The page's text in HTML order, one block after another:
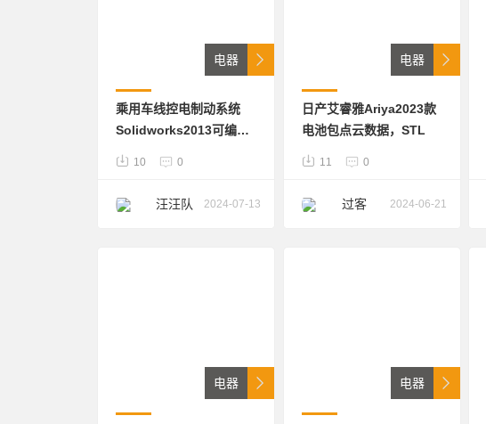
电器
乘用车线控电制动系统
Solidworks2013可编辑
统机构的方案，制动踏板
10 0
汪汪队 2024-07-13
电器
日产艾睿雅Ariya2023款
电池包点云数据，STL
11 0
过客 2024-06-21
电器 电器